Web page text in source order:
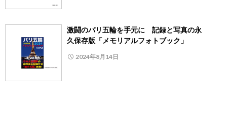
激闘のパリ五輪を手元に 記録と写真の永
久保存版「メモリアルフォトブック」
2024年8月14日